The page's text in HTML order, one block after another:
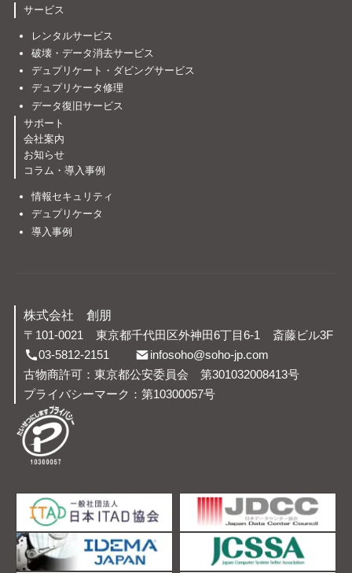
サービス
レンタルサービス
破壊・データ消去サービス
デュプリケート・ダビングサービス
デュプリケータ修理
データ復旧サービス
サポート
会社案内
お知らせ
コラム・導入事例
情報セキュリティ
デュプリケータ
導入事例
株式会社 創朋
〒101-0021 東京都千代田区外神田6丁目6-1
斎藤ビル3F
03-5812-2151
infosoho@soho-jp.com
古物商許可：東京都公安委員会 第301032008413号
プライバシーマーク：第10300057号